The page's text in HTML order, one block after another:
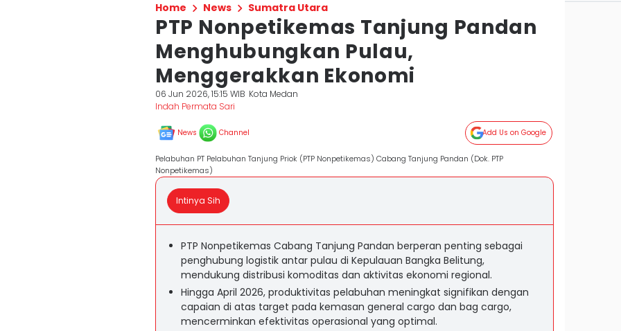
Home News Sumatra Utara
PTP Nonpetikemas Tanjung Pandan
Menghubungkan Pulau,
Menggerakkan Ekonomi
06 Jun 2026, 15:15 WIB Kota Medan
Indah Permata Sari
News Channel Add Us on Google
Pelabuhan PT Pelabuhan Tanjung Priok (PTP Nonpetikemas) Cabang Tanjung Pandan (Dok. PTP
Nonpetikemas)
Intinya Sih
PTP Nonpetikemas Cabang Tanjung Pandan berperan penting sebagai
penghubung logistik antar pulau di Kepulauan Bangka Belitung,
mendukung distribusi komoditas dan aktivitas ekonomi regional.
Hingga April 2026, produktivitas pelabuhan meningkat signifikan dengan
capaian di atas target pada kemasan general cargo dan bag cargo,
mencerminkan efektivitas operasional yang optimal.